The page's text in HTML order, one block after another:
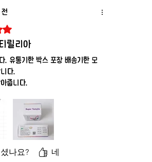
5점을 주었습니다.
릴리아
. 유통기한 박스 포장 배송기한 모
다.
줍니다.
나요? 네